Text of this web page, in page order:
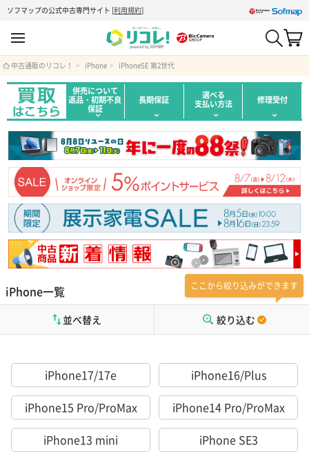
ソフマップの公式中古専門サイト [利用規約]
中古通販のリコレ！ iPhone iPhoneSE 第2世代
併売について
返品・初期不良
保証
長期保証 選べる
支払い方法 修理受付
iPhone一覧 ここから絞り込みができます
絞り込む
並べ替え
iPhone17/17e
iPhone16/Plus
iPhone15 Pro/ProMax
iPhone14 Pro/ProMax
iPhone13 mini
iPhone SE3